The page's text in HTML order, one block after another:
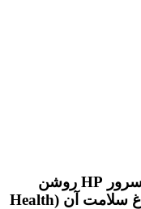
چرا بعد از قطع و وصل شدن برق، سرور HP روشن
می‌شود اما بوق ممتد می‌زند یا چراغ سلامت آن (Health